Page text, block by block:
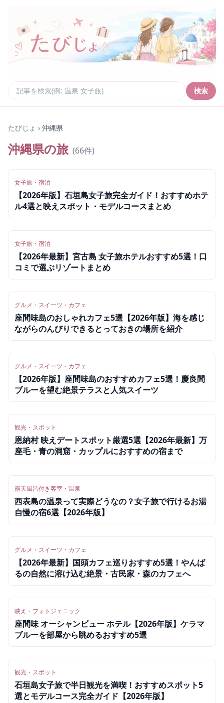
検索
たびじょ › 沖縄県
沖縄県の旅 (66件)
女子旅・宿泊
【2026年版】石垣島女子旅完全ガイド！おすすめホテ
ル4選と映えスポット・モデルコースまとめ
女子旅・宿泊
【2026年最新】宮古島 女子旅ホテルおすすめ5選！口
コミで選ぶリゾートまとめ
グルメ・スイーツ・カフェ
座間味島のおしゃれカフェ5選【2026年版】海を感じ
ながらのんびりできるとっておきの場所を紹介
グルメ・スイーツ・カフェ
【2026年版】座間味島のおすすめカフェ5選！慶良間
ブルーを望む絶景テラスと人気スイーツ
観光・スポット
恩納村 映えデートスポット厳選5選【2026年最新】万
座毛・青の洞窟・カップルにおすすめの宿まで
露天風呂付き客室・温泉
西表島の温泉って実際どうなの？女子旅で行けるお湯
自慢の宿6選【2026年版】
グルメ・スイーツ・カフェ
【2026年最新】国頭カフェ巡りおすすめ5選！やんば
るの自然に溶け込む絶景・古民家・森のカフェへ
映え・フォトジェニック
座間味 オーシャンビュー ホテル【2026年版】ケラマ
ブルーを部屋から眺めるおすすめ5選
観光・スポット
石垣島女子旅で半日観光を満喫！おすすめスポット5
選とモデルコース完全ガイド【2026年版】